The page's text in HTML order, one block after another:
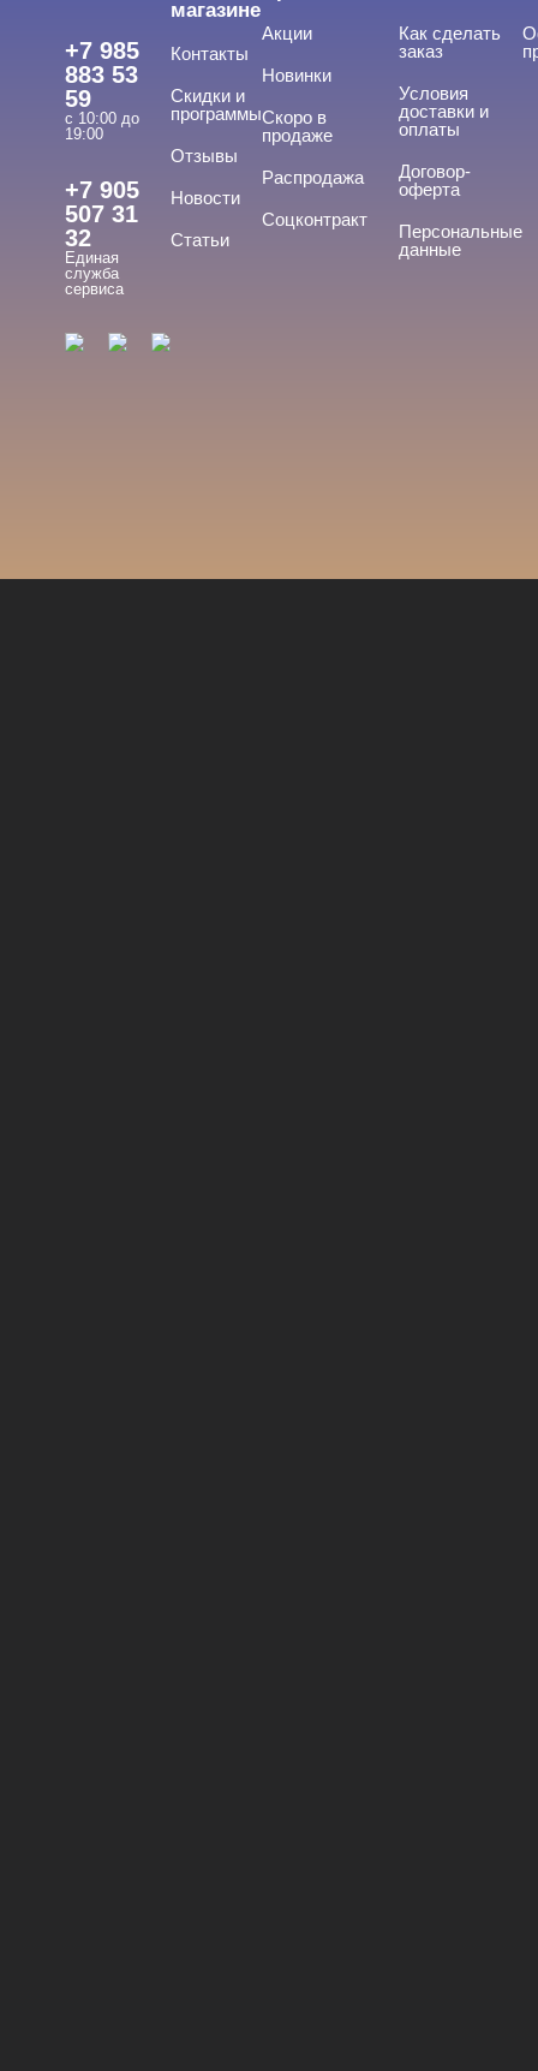
+7 985
883 53
59
с 10:00 до
19:00
+7 905
507 31
32
Единая
служба
сервиса
магазине
Контакты
Скидки и
программы
Отзывы
Новости
Статьи
Акции
Новинки
Скоро в
продаже
Распродажа
Соцконтракт
Как сделать
заказ
Условия
доставки и
оплаты
Договор-
оферта
Персональные
данные